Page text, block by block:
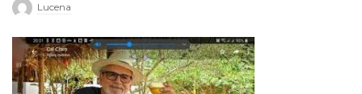
i
r
Lucena